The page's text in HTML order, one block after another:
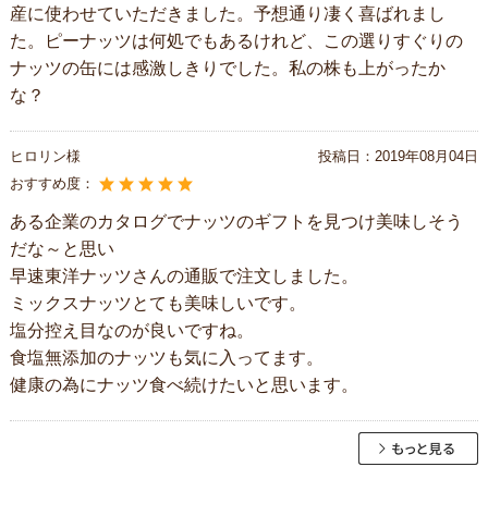
産に使わせていただきました。予想通り凄く喜ばれまし
た。ピーナッツは何処でもあるけれど、この選りすぐりの
ナッツの缶には感激しきりでした。私の株も上がったか
な？
ヒロリン様 投稿日： 2019年08月04日
おすすめ度：
ある企業のカタログでナッツのギフトを見つけ美味しそう
だな～と思い
早速東洋ナッツさんの通販で注文しました。
ミックスナッツとても美味しいです。
塩分控え目なのが良いですね。
食塩無添加のナッツも気に入ってます。
健康の為にナッツ食べ続けたいと思います。